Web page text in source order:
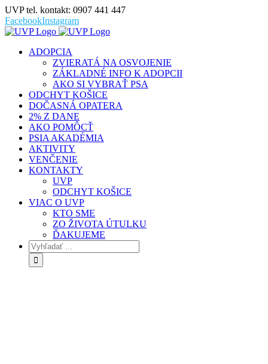
UVP tel. kontakt: 0907 441 447
FacebookInstagram
ADOPCIA
ZVIERATÁ NA OSVOJENIE
ZÁKLADNÉ INFO K ADOPCII
AKO SI VYBRAŤ PSA
ODCHYT KOŠICE
DOČASNÁ OPATERA
2% Z DANE
AKO POMÔCŤ
PSIA AKADÉMIA
AKTIVITY
VENČENIE
KONTAKTY
UVP
ODCHYT KOŠICE
VIAC O UVP
KTO SME
ZO ŽIVOTA ÚTULKU
ĎAKUJEME